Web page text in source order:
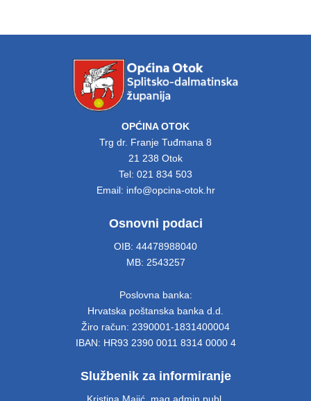
OPĆINA OTOK
Trg dr. Franje Tuđmana 8
21 238 Otok
Tel: 021 834 503
Email: info@opcina-otok.hr
Osnovni podaci
OIB: 44478988040
MB: 2543257
Poslovna banka:
Hrvatska poštanska banka d.d.
Žiro račun: 2390001-1831400004
IBAN: HR93 2390 0011 8314 0000 4
Službenik za informiranje
Kristina Majić, mag.admin.publ.